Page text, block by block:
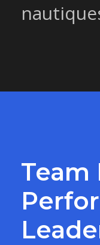
Team